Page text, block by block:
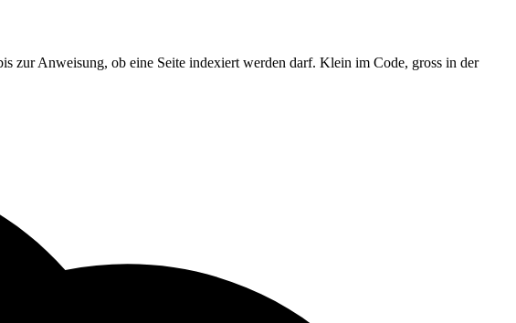
zur Anweisung, ob eine Seite indexiert werden darf. Klein im Code, gross in der